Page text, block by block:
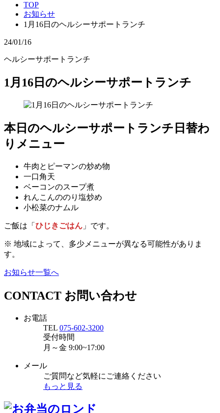
TOP
お知らせ
1月16日のヘルシーサポートランチ
24/01/16
ヘルシーサポートランチ
1月16日のヘルシーサポートランチ
本日のヘルシーサポートランチ日替わ
りメニュー
牛肉とピーマンの炒め物
一口角天
ベーコンのスープ煮
れんこんののり塩炒め
小松菜のナムル
ご飯は「 ひじきごはん 」です。
※ 地域によって、多少メニューが異なる可能性がありま
す。
お知らせ一覧へ
CONTACT お問い合わせ
お電話
TEL 075-602-3200
受付時間
月～金 9:00~17:00
メール
ご質問など気軽にご連絡ください
もっと見る